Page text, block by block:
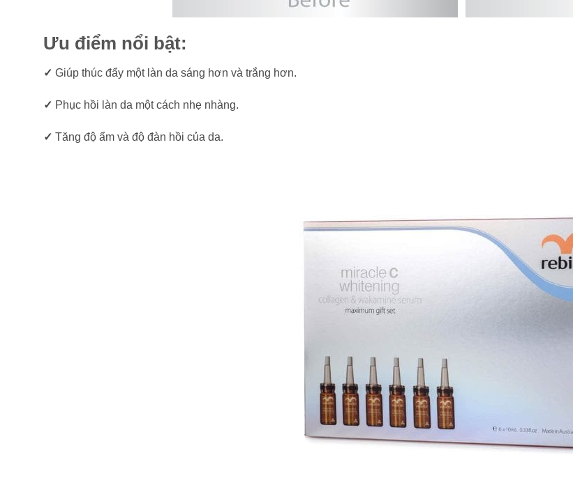
Ưu điểm nổi bật:
✓ Giúp thúc đẩy một làn da sáng hơn và trắng hơn.
✓ Phục hồi làn da một cách nhẹ nhàng.
✓ Tăng độ ẩm và độ đàn hồi của da.